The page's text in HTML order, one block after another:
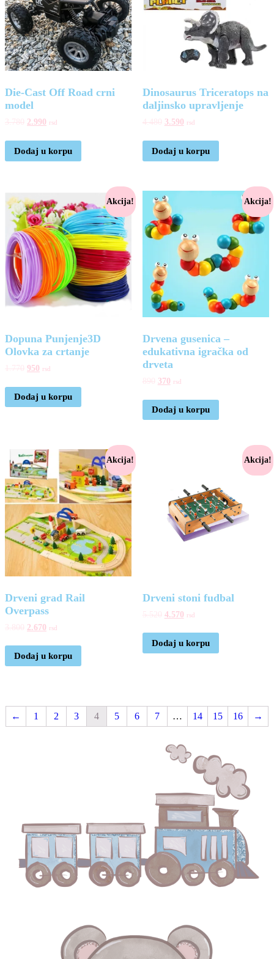
Die-Cast Off Road crni
model
2.990 rsd
Dodaj u korpu
Dinosaurus Triceratops na
daljinsko upravljenje
3.590 rsd
Dodaj u korpu
Akcija!
Dopuna Punjenje3D
Olovka za crtanje
950 rsd
Dodaj u korpu
Akcija!
Drvena gusenica –
edukativna igračka od
drveta
370 rsd
Dodaj u korpu
Akcija!
Drveni grad Rail
Overpass
2.670 rsd
Dodaj u korpu
Akcija!
Drveni stoni fudbal
4.570 rsd
Dodaj u korpu
← 1 2 3 4 5 6 7 … 14 15 16 →